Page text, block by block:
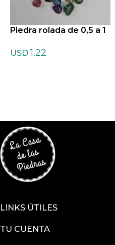
Piedra rolada de 0,5 a 1
tas
USD 1,22
LINKS ÚTILES
TU CUENTA